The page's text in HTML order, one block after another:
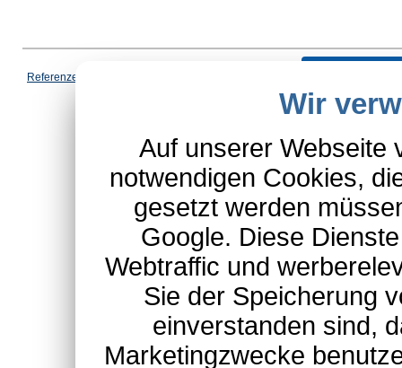
Referenzen
*Schulte-Hauptkatalog,
Wir
Auf unserer Webseite
notwendigen Cookies,
gesetzt werden
Google. Diese
Webtraffic und
Sie der Speicherung
einverstanden sind,
Marketingzwecke